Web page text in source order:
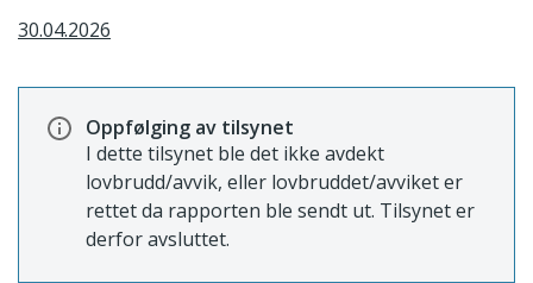
30.04.2026
Oppfølging av tilsynet
I dette tilsynet ble det ikke avdekt
lovbrudd/avvik, eller lovbruddet/avviket er
rettet da rapporten ble sendt ut. Tilsynet er
derfor avsluttet.